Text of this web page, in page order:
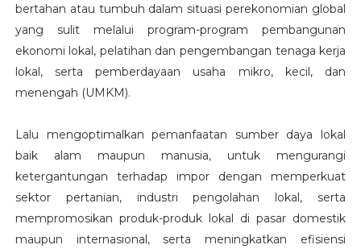
bertahan atau tumbuh dalam situasi perekonomian global
yang sulit melalui program-program pembangunan
ekonomi lokal, pelatihan dan pengembangan tenaga kerja
lokal, serta pemberdayaan usaha mikro, kecil, dan
menengah (UMKM).
Lalu mengoptimalkan pemanfaatan sumber daya lokal
baik alam maupun manusia, untuk mengurangi
ketergantungan terhadap impor dengan memperkuat
sektor pertanian, industri pengolahan lokal, serta
mempromosikan produk-produk lokal di pasar domestik
maupun internasional, serta meningkatkan efisiensi